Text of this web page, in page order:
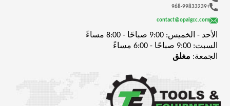
+968-99833239
contact@opalgcc.com
الأحد - الخميس: 9:00 صباحًا - 8:00 مساءً
السبت: 9:00 صباحًا - 6:00 مساءً
الجمعة: مغلق